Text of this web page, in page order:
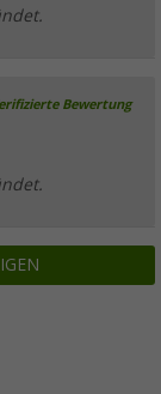
Bewertung